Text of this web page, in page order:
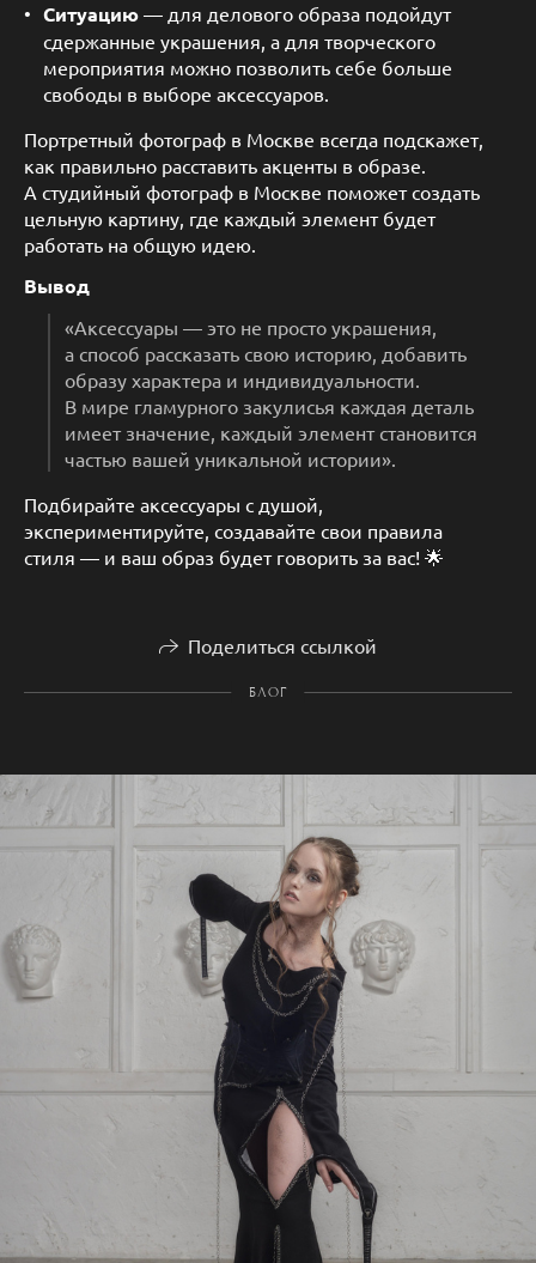
Ситуацию — для делового образа подойдут
сдержанные украшения, а для творческого
мероприятия можно позволить себе больше
свободы в выборе аксессуаров.
Портретный фотограф в Москве всегда подскажет,
как правильно расставить акценты в образе.
А студийный фотограф в Москве поможет создать
цельную картину, где каждый элемент будет
работать на общую идею.
Вывод
«Аксессуары — это не просто украшения,
а способ рассказать свою историю, добавить
образу характера и индивидуальности.
В мире гламурного закулисья каждая деталь
имеет значение, каждый элемент становится
частью вашей уникальной истории».
Подбирайте аксессуары с душой,
экспериментируйте, создавайте свои правила
стиля — и ваш образ будет говорить за вас! 🌟
Поделиться ссылкой
БЛОГ